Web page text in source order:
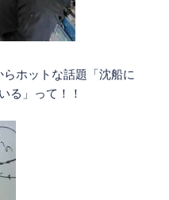
ホットな話題「沈船に
る」って！！